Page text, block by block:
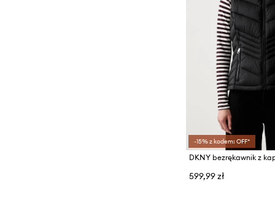
-15% z kodem: OFF*
DKNY bezrękawnik z
599,99 zł